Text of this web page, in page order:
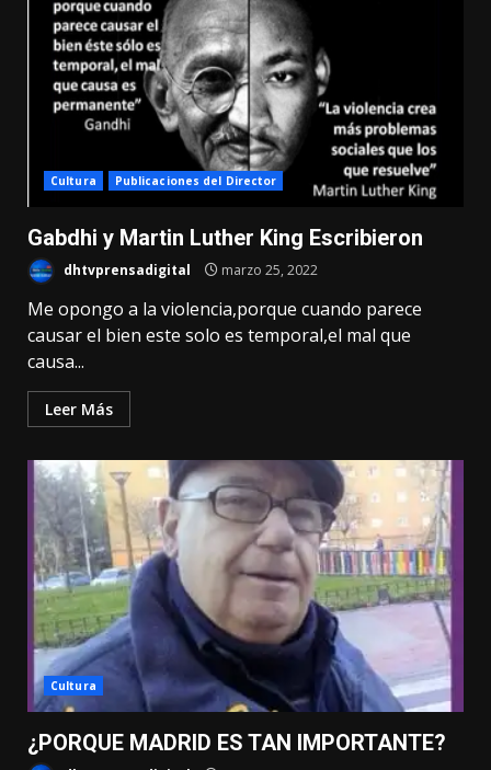
Cultura Publicaciones del Director
Gabdhi y Martin Luther King Escribieron
dhtvprensadigital marzo 25, 2022
Me opongo a la violencia,porque cuando parece
causar el bien este solo es temporal,el mal que
causa...
Leer Más
Cultura
¿PORQUE MADRID ES TAN IMPORTANTE?